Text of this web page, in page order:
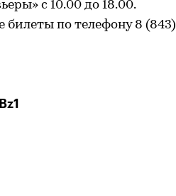
с 10.00 до 18.00.
билеты по телефону 8 (843)